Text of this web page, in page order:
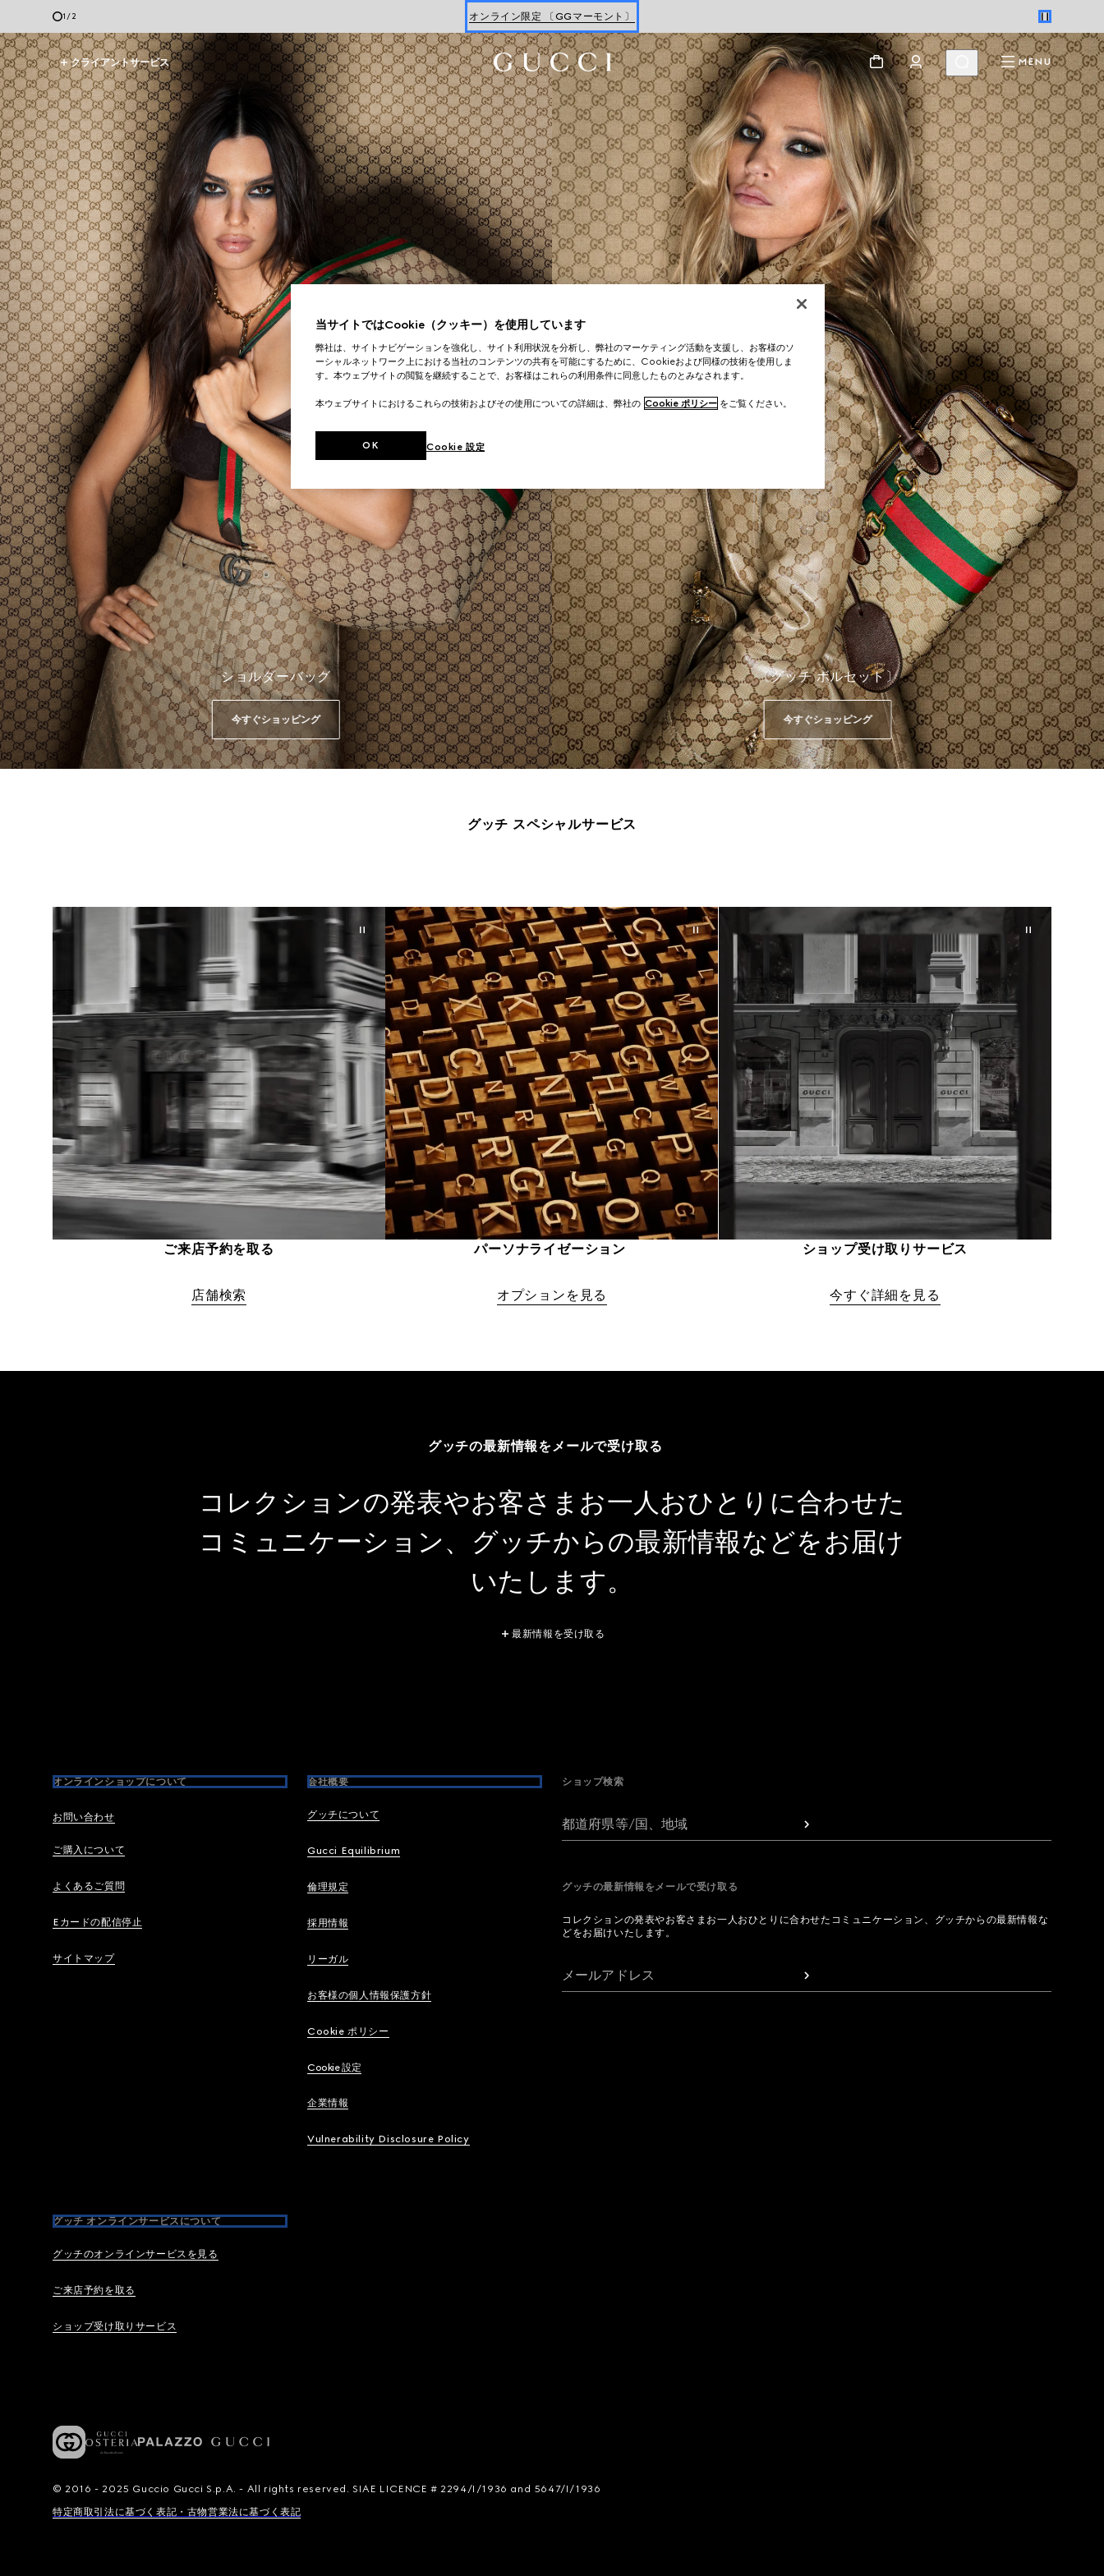
2/2 最新ウォレットウィメンズ＆メンズ
オンライン限定 〔GGマーモント〕
クライアントサービス
MENU
ショルダーバッグ
今すぐショッピング
〔グッチ ボルセット〕
今すぐショッピング
グッチ スペシャルサービス
ご来店予約を取る
店舗検索
パーソナライゼーション
オプションを見る
ショップ受け取りサービス
今すぐ詳細を見る
グッチの最新情報をメールで受け取る
コレクションの発表やお客さまお一人おひとりに合わせた
コミュニケーション、グッチからの最新情報などをお届け
いたします。
最新情報を受け取る
オンラインショップについて
お問い合わせ
ご購入について
よくあるご質問
Eカードの配信停止
サイトマップ
会社概要
グッチについて
Gucci Equilibrium
倫理規定
採用情報
リーガル
お客様の個人情報保護方針
Cookie ポリシー
Cookie 設定
企業情報
Vulnerability Disclosure Policy
グッチ オンラインサービスについて
グッチのオンラインサービスを見る
ご来店予約を取る
ショップ受け取りサービス
ショップ検索
都道府県等/国、地域
グッチの最新情報をメールで受け取る
コレクションの発表やお客さまお一人おひとりに合わせたコミュニケーション、グッチからの最新情報な
どをお届けいたします。
メールアドレス
© 2016 - 2025 Guccio Gucci S.p.A. - All rights reserved. SIAE LICENCE # 2294/I/1936 and 5647/I/1936
特定商取引法に基づく表記・古物営業法に基づく表記
当サイトではCookie（クッキー）を使用しています
弊社は、サイトナビゲーションを強化し、サイト利用状況を分析し、弊社のマーケティング活動を支援し、お客様のソ
ーシャルネットワーク上における当社のコンテンツの共有を可能にするために、Cookieおよび同様の技術を使用しま
す。本ウェブサイトの閲覧を継続することで、お客様はこれらの利用条件に同意したものとみなされます。
本ウェブサイトにおけるこれらの技術およびその使用についての詳細は、弊社の Cookie ポリシー をご覧ください。
Cookie 設定
OK